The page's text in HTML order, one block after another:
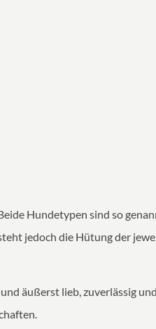
Hundetypen sind so
jedoch die Hütung der
äußerst lieb, zuverlässig